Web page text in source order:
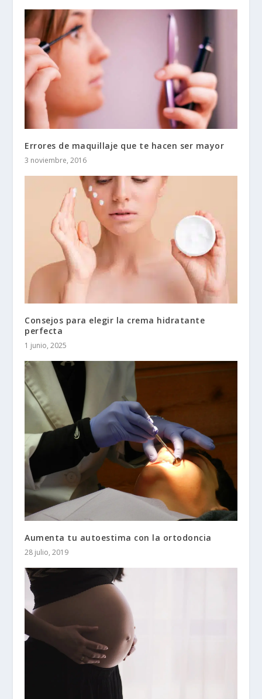
Errores de maquillaje que te hacen ser mayor
3 noviembre, 2016
Consejos para elegir la crema hidratante
perfecta
1 junio, 2025
Aumenta tu autoestima con la ortodoncia
28 julio, 2019